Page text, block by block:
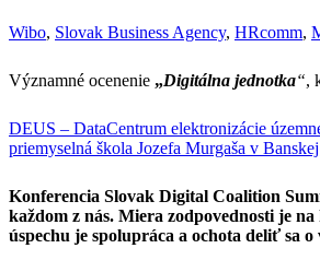
Wibo, Slovak Business Agency, HRcomm,
Významné ocenenie „Digitálna jednotka“,
DEUS – DataCentrum elektronizácie
priemyselná škola Jozefa Murgaša v
Konferencia Slovak Digital Coalition
každom z nás. Miera zodpovednosti je
úspechu je spolupráca a ochota deliť sa o